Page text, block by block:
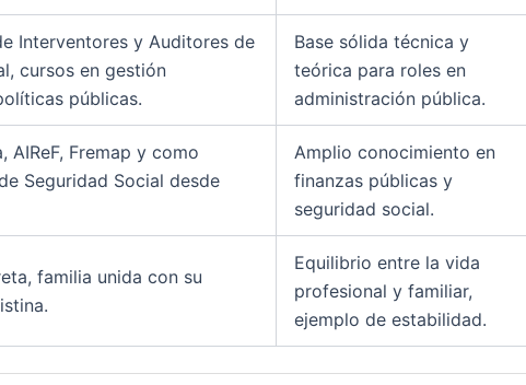
Interventores y Auditores de
cursos en gestión
públicas.
Base sólida técnica y
teórica para roles en
administración pública.
AIReF, Fremap y como
Seguridad Social desde
Amplio conocimiento en
finanzas públicas y
seguridad social.
familia unida con su
Equilibrio entre la vida
profesional y familiar,
ejemplo de estabilidad.